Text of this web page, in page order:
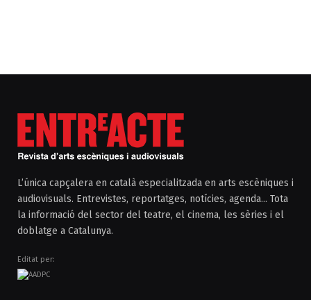
L’única capçalera en català especialitzada en arts escèniques i
audiovisuals. Entrevistes, reportatges, notícies, agenda... Tota
la informació del sector del teatre, el cinema, les sèries i el
doblatge a Catalunya.
Editat per: